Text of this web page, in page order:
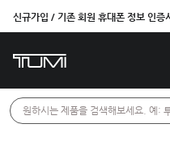
신규가입 / 기존 회원 휴대폰 정보 인
원하시는 제품을 검색해보세요. 예: